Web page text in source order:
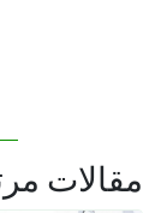
مقالات